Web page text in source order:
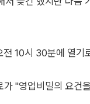
10시 30분에 열기
"영업비밀의 요건